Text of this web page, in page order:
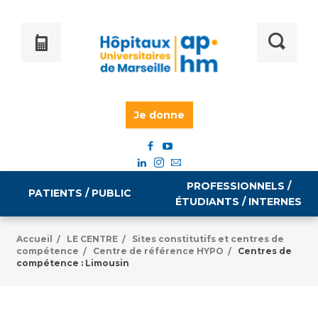
Je donne
PATIENTS / PUBLIC
Informations pratiques
PROFESSIONNELS /
ÉTUDIANTS / INTERNES
Égalité professionnelle
Accueil / LE CENTRE /
Sites constitutifs et centres de
compétence / Centre de référence HYPO /
Centres de
compétence : Limousin